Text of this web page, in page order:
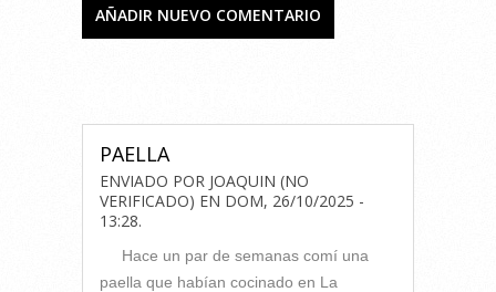
AÑADIR NUEVO COMENTARIO
PAELLA
ENVIADO POR JOAQUIN (NO
VERIFICADO) EN DOM, 26/10/2025 -
13:28.
Hace un par de semanas comí una
paella que habían cocinado en La